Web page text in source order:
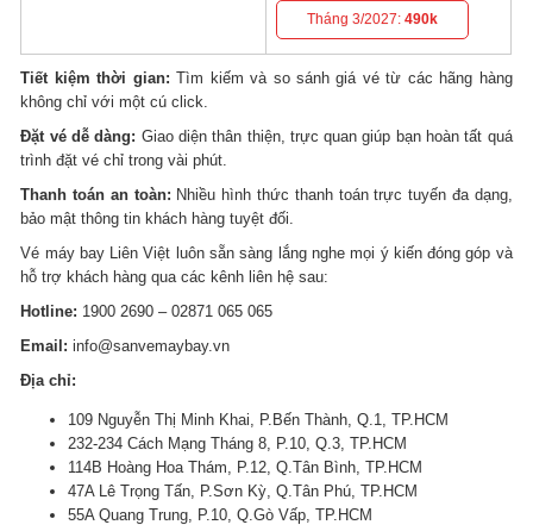
Tháng 3/2027:490k
Tiết kiệm thời gian: Tìm kiếm và so sánh giá vé từ các hãng hàng
không chỉ với một cú click.
Đặt vé dễ dàng: Giao diện thân thiện, trực quan giúp bạn hoàn tất quá
trình đặt vé chỉ trong vài phút.
Thanh toán an toàn: Nhiều hình thức thanh toán trực tuyến đa dạng,
bảo mật thông tin khách hàng tuyệt đối.
Vé máy bay Liên Việt luôn sẵn sàng lắng nghe mọi ý kiến đóng góp và
hỗ trợ khách hàng qua các kênh liên hệ sau:
Hotline: 1900 2690 – 02871 065 065
Email: info@sanvemaybay.vn
Địa chỉ:
109 Nguyễn Thị Minh Khai, P.Bến Thành, Q.1, TP.HCM
232-234 Cách Mạng Tháng 8, P.10, Q.3, TP.HCM
114B Hoàng Hoa Thám, P.12, Q.Tân Bình, TP.HCM
47A Lê Trọng Tấn, P.Sơn Kỳ, Q.Tân Phú, TP.HCM
55A Quang Trung, P.10, Q.Gò Vấp, TP.HCM